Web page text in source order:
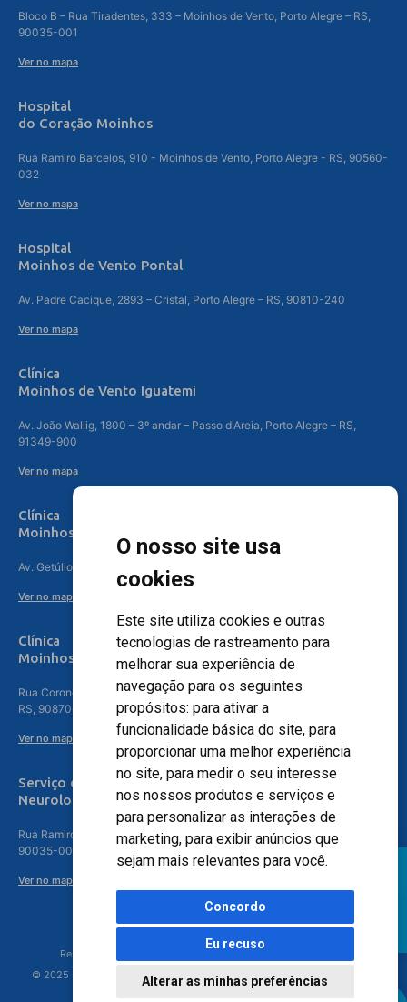
O nosso site usa
cookies
Este site utiliza cookies e outras
tecnologias de rastreamento para
melhorar sua experiência de
navegação para os seguintes
propósitos: para ativar a
funcionalidade básica do site, para
proporcionar uma melhor experiência
no site, para medir o seu interesse
nos nossos produtos e serviços e
para personalizar as interações de
marketing, para exibir anúncios que
sejam mais relevantes para você.
Concordo
Eu recuso
Alterar as minhas preferências
Bloco B – Rua Tiradentes, 333 – Moinhos de Vento, Porto Alegre – RS,
90035-001
Ver no mapa
Hospital
do Coração Moinhos
Rua Ramiro Barcelos, 910 - Moinhos de Vento, Porto Alegre - RS, 90560-
032
Ver no mapa
Hospital
Moinhos de Vento Pontal
Av. Padre Cacique, 2893 – Cristal, Porto Alegre – RS, 90810-240
Ver no mapa
Clínica
Moinhos de Vento Iguatemi
Av. João Wallig, 1800 – 3º andar – Passo d'Areia, Porto Alegre – RS,
91349-900
Ver no mapa
Clínica
Moinhos de Vento Canoas
Av. Getúlio Vargas, 4841 – Centro, Canoas – RS, 92010-010
Ver no mapa
Clínica
Moinhos de Vento - Teresópolis
Rua Coronel Aparício Borges, 250 - 3º andar - Teresópolis, Porto Alegre -
RS, 90870-016
Ver no mapa
Serviço de
Neurologia
Rua Ramiro Barcelos, 630 – 5º andar – Floresta, Porto Alegre – RS,
90035-001
Ver no mapa
Responsável Técnico: Dr. Luiz Antonio Nasi - CREMERS 11217
© 2025 - Hospital Moinhos de Vento - Registro Empresa (CRM-RS): 425